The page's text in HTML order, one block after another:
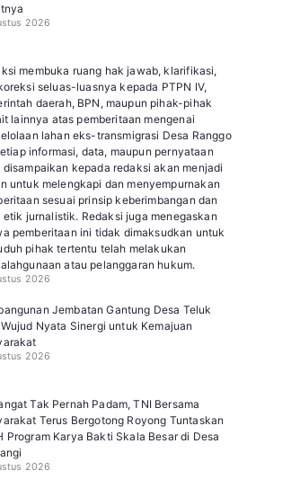
2026
membuka ruang hak jawab, klarifikasi,
seluas-luasnya kepada PTPN IV,
daerah, BPN, maupun pihak-pihak
lainnya atas pemberitaan mengenai
lahan eks-transmigrasi Desa Ranggo
informasi, data, maupun pernyataan
disampaikan kepada redaksi akan menjadi
untuk melengkapi dan menyempurnakan
sesuai prinsip keberimbangan dan
etik jurnalistik. Redaksi juga menegaskan
pemberitaan ini tidak dimaksudkan untuk
pihak tertentu telah melakukan
atau pelanggaran hukum.
2026
Jembatan Gantung Desa Teluk
Nyata Sinergi untuk Kemajuan
2026
Tak Pernah Padam, TNI Bersama
Terus Bergotong Royong Tuntaskan
Program Karya Bakti Skala Besar di Desa
2026